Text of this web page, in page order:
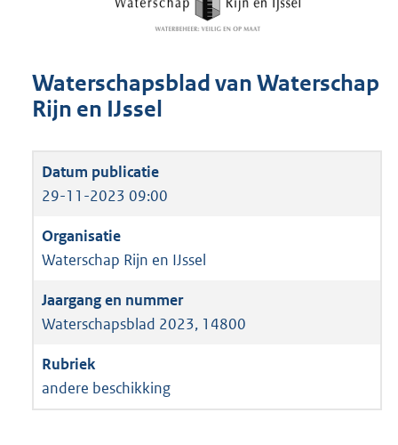
Waterschapsblad van Waterschap
Rijn en IJssel
29-11-2023 09:00
Waterschap Rijn en IJssel
Waterschapsblad 2023, 14800
andere beschikking